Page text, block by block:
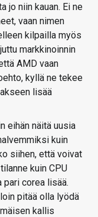
jo niin kauan. Ei ne
vaan nimen
kilpailla myös
markkinoinnin
AMD vaan
kyllä ne tekee
lisää
eihän näitä uusia
kuin
siihen, että voivat
kuin CPU
pari corea lisää.
pitää olla lyödä
kallis